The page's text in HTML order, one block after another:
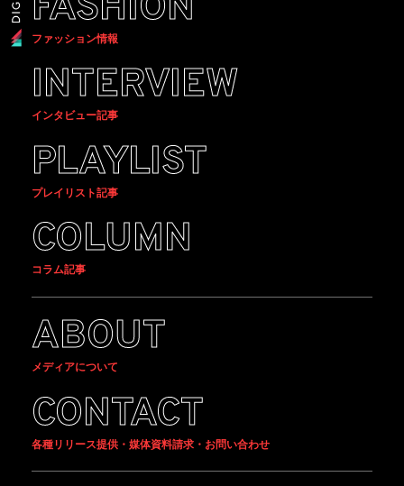
ファッション情報
INTERVIEW
インタビュー記事
PLAYLIST
プレイリスト記事
COLUMN
コラム記事
ABOUT
メディアについて
CONTACT
各種リリース提供・媒体資料請求・お問い合わせ